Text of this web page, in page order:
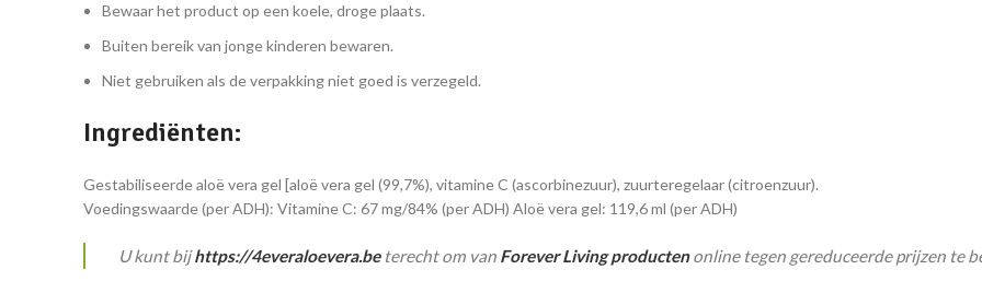
Bewaar het product op een koele, droge plaats.
Buiten bereik van jonge kinderen bewaren.
Niet gebruiken als de verpakking niet goed is verzegeld.
Ingrediënten:
Gestabiliseerde aloë vera gel [aloë vera gel (99,7%), vitamine C (ascorbinezuur), zuurteregelaar (citroenzuur).
Voedingswaarde (per ADH): Vitamine C: 67 mg/84% (per ADH) Aloë vera gel: 119,6 ml (per ADH)
U kunt bijhttps://4everaloevera.be terecht om van Forever Living productenonline tegen gereduceerde prijzen te